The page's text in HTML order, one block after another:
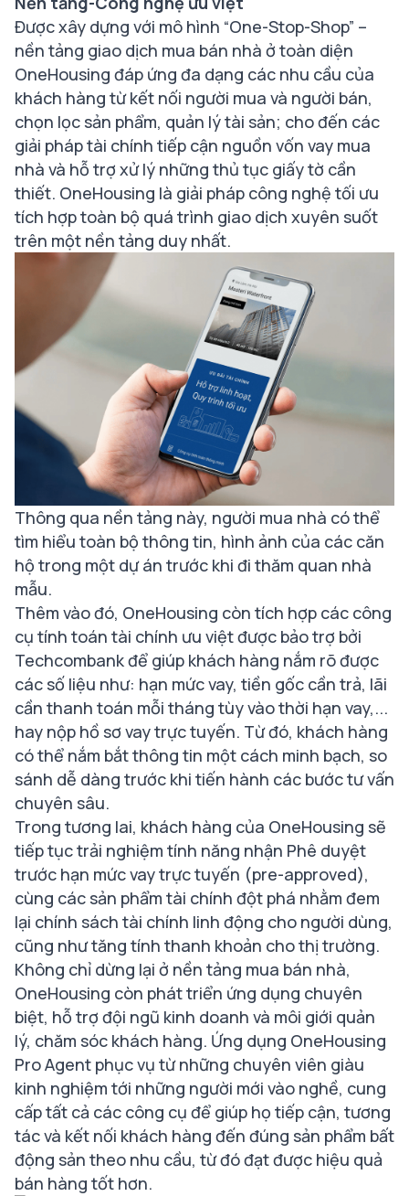
Được xây dựng với mô hình “One-Stop-Shop” –
nền tảng giao dịch mua bán nhà ở toàn diện
OneHousing đáp ứng đa dạng các nhu cầu của
khách hàng từ kết nối người mua và người bán,
chọn lọc sản phẩm, quản lý tài sản; cho đến các
giải pháp tài chính tiếp cận nguồn vốn vay mua
nhà và hỗ trợ xử lý những thủ tục giấy tờ cần
thiết. OneHousing là giải pháp công nghệ tối ưu
tích hợp toàn bộ quá trình giao dịch xuyên suốt
trên một nền tảng duy nhất.
Thông qua nền tảng này, người mua nhà có thể
tìm hiểu toàn bộ thông tin, hình ảnh của các căn
hộ trong một dự án trước khi đi thăm quan nhà
mẫu.
Thêm vào đó, OneHousing còn tích hợp các công
cụ tính toán tài chính ưu việt được bảo trợ bởi
Techcombankđể giúp khách hàng nắm rõ được
các số liệu như: hạn mức vay, tiền gốc cần trả, lãi
cần thanh toán mỗi tháng tùy vào thời hạn vay,...
hay nộp hồ sơ vay trực tuyến. Từ đó, khách hàng
có thể nắm bắt thông tin một cách minh bạch, so
sánh dễ dàng trước khi tiến hành các bước tư vấn
chuyên sâu.
Trong tương lai, khách hàng của OneHousing sẽ
tiếp tục trải nghiệm tính năng nhận Phê duyệt
trước hạn mức vay trực tuyến (pre-approved),
cùng các sản phẩm tài chính đột phá nhằm đem
lại chính sách tài chính linh động cho người dùng,
cũng như tăng tính thanh khoản cho thị trường.
Không chỉ dừng lại ở nền tảng mua bán nhà,
OneHousing còn phát triển ứng dụng chuyên
biệt, hỗ trợ đội ngũ kinh doanh và môi giới quản
lý, chăm sóc khách hàng. Ứng dụng OneHousing
Pro Agent phục vụ từ những chuyên viên giàu
kinh nghiệm tới những người mới vào nghề, cung
cấp tất cả các công cụ để giúp họ tiếp cận, tương
tác và kết nối khách hàng đến đúng sản phẩm bất
động sản theo nhu cầu, từ đó đạt được hiệu quả
bán hàng tốt hơn.